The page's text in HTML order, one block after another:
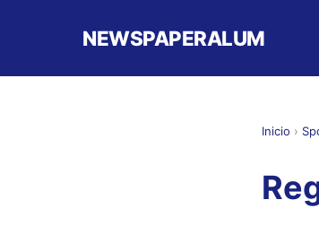
NEWSPAPERALUM
Inicio ›